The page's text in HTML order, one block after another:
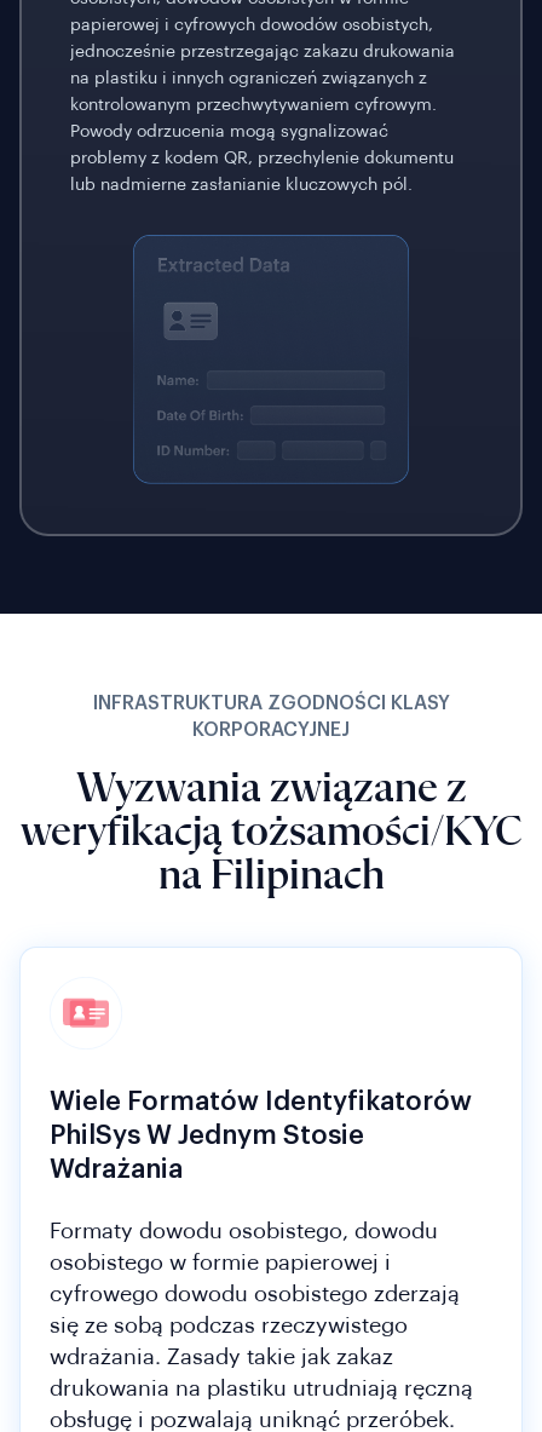
papierowej i cyfrowych dowodów osobistych,
jednocześnie przestrzegając zakazu drukowania
na plastiku i innych ograniczeń związanych z
kontrolowanym przechwytywaniem cyfrowym.
Powody odrzucenia mogą sygnalizować
problemy z kodem QR, przechylenie dokumentu
lub nadmierne zasłanianie kluczowych pól.
INFRASTRUKTURA ZGODNOŚCI KLASY
KORPORACYJNEJ
Wyzwania związane z
weryfikacją tożsamości/KYC
na Filipinach
Wiele Formatów Identyfikatorów
PhilSys W Jednym Stosie
Wdrażania
Formaty dowodu osobistego, dowodu
osobistego w formie papierowej i
cyfrowego dowodu osobistego zderzają
się ze sobą podczas rzeczywistego
wdrażania. Zasady takie jak zakaz
drukowania na plastiku utrudniają ręczną
obsługę i pozwalają uniknąć przeróbek.